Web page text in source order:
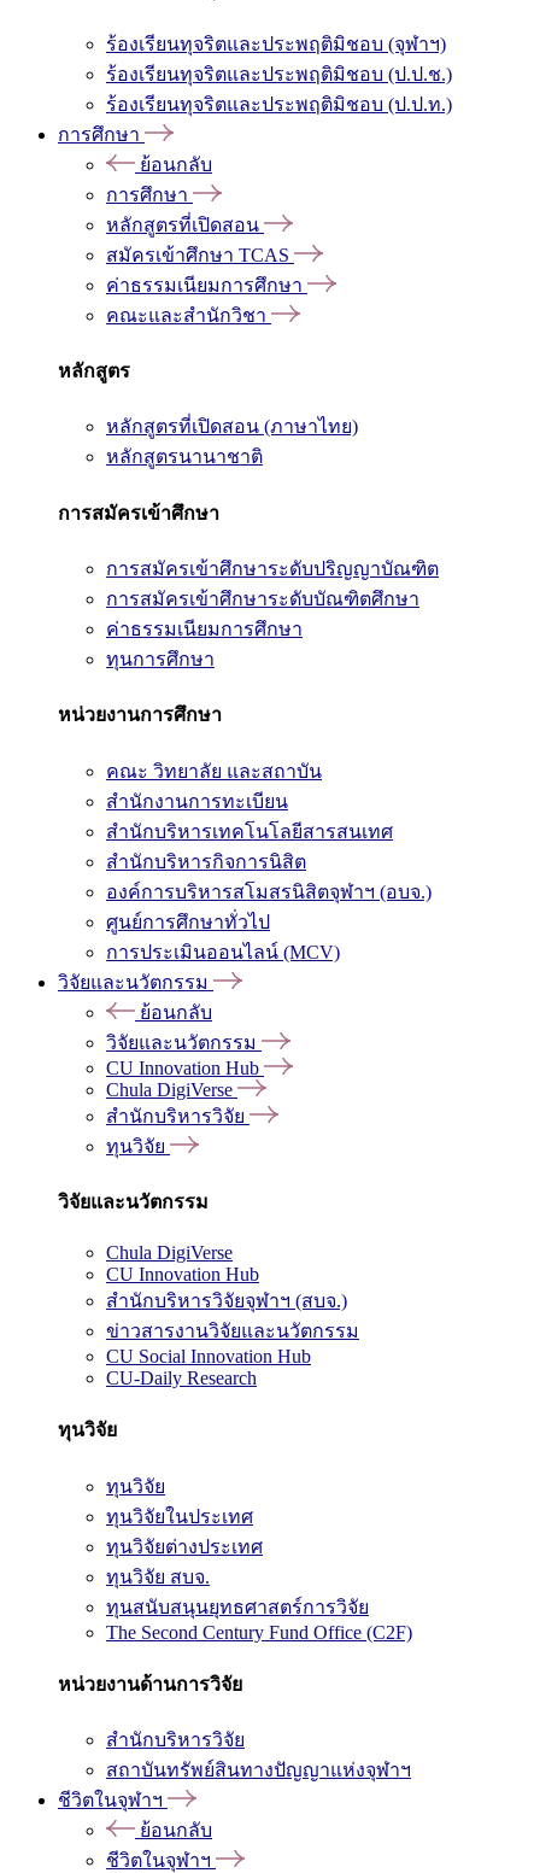
ร้องเรียนทุจริตและประพฤติมิชอบ (จุฬาฯ)
ร้องเรียนทุจริตและประพฤติมิชอบ (ป.ป.ช.)
ร้องเรียนทุจริตและประพฤติมิชอบ (ป.ป.ท.)
การศึกษา
ย้อนกลับ
การศึกษา
หลักสูตรที่เปิดสอน
สมัครเข้าศึกษา TCAS
ค่าธรรมเนียมการศึกษา
คณะและสำนักวิชา
หลักสูตร
หลักสูตรที่เปิดสอน (ภาษาไทย)
หลักสูตรนานาชาติ
การสมัครเข้าศึกษา
การสมัครเข้าศึกษาระดับปริญญาบัณฑิต
การสมัครเข้าศึกษาระดับบัณฑิตศึกษา
ค่าธรรมเนียมการศึกษา
ทุนการศึกษา
หน่วยงานการศึกษา
คณะ วิทยาลัย และสถาบัน
สำนักงานการทะเบียน
สำนักบริหารเทคโนโลยีสารสนเทศ
สำนักบริหารกิจการนิสิต
องค์การบริหารสโมสรนิสิตจุฬาฯ (อบจ.)
ศูนย์การศึกษาทั่วไป
การประเมินออนไลน์ (MCV)
วิจัยและนวัตกรรม
ย้อนกลับ
วิจัยและนวัตกรรม
CU Innovation Hub
Chula DigiVerse
สำนักบริหารวิจัย
ทุนวิจัย
วิจัยและนวัตกรรม
Chula DigiVerse
CU Innovation Hub
สำนักบริหารวิจัยจุฬาฯ (สบจ.)
ข่าวสารงานวิจัยและนวัตกรรม
CU Social Innovation Hub
CU-Daily Research
ทุนวิจัย
ทุนวิจัย
ทุนวิจัยในประเทศ
ทุนวิจัยต่างประเทศ
ทุนวิจัย สบจ.
ทุนสนับสนุนยุทธศาสตร์การวิจัย
The Second Century Fund Office (C2F)
หน่วยงานด้านการวิจัย
สำนักบริหารวิจัย
สถาบันทรัพย์สินทางปัญญาแห่งจุฬาฯ
ชีวิตในจุฬาฯ
ย้อนกลับ
ชีวิตในจุฬาฯ